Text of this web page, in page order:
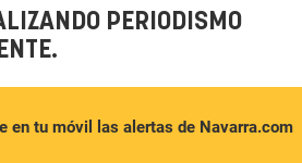
PERIODISMO
en tu móvil las alertas de Navarra.com